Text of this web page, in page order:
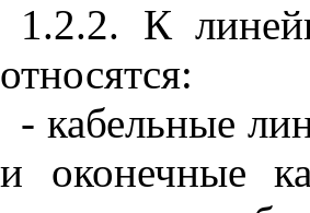
1.2.2. К
относятся:
- кабельные
и оконечные